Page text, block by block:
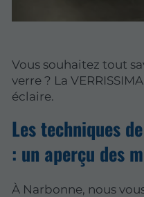
Vous souhaitez tout
verre ? La
éclaire.
Les techniques
: un aperçu des
À Narbonne, nous